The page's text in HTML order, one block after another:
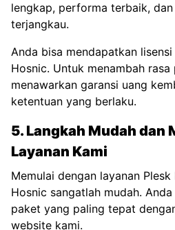
lengkap, performa terbaik,
terjangkau.
Anda bisa mendapatkan
Hosnic. Untuk menambah rasa
menawarkan garansi uang
ketentuan yang berlaku.
5. Langkah Mudah dan
Layanan Kami
Memulai dengan layanan
Hosnic sangatlah mudah.
paket yang paling tepat
website kami.